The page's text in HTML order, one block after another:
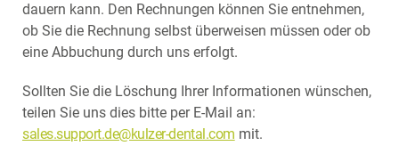
dauern kann. Den Rechnungen können Sie entnehmen,
ob Sie die Rechnung selbst überweisen müssen oder ob
eine Abbuchung durch uns erfolgt.
Sollten Sie die Löschung Ihrer Informationen wünschen,
teilen Sie uns dies bitte per E-Mail an:
sales.support.de@kulzer-dental.com mit.